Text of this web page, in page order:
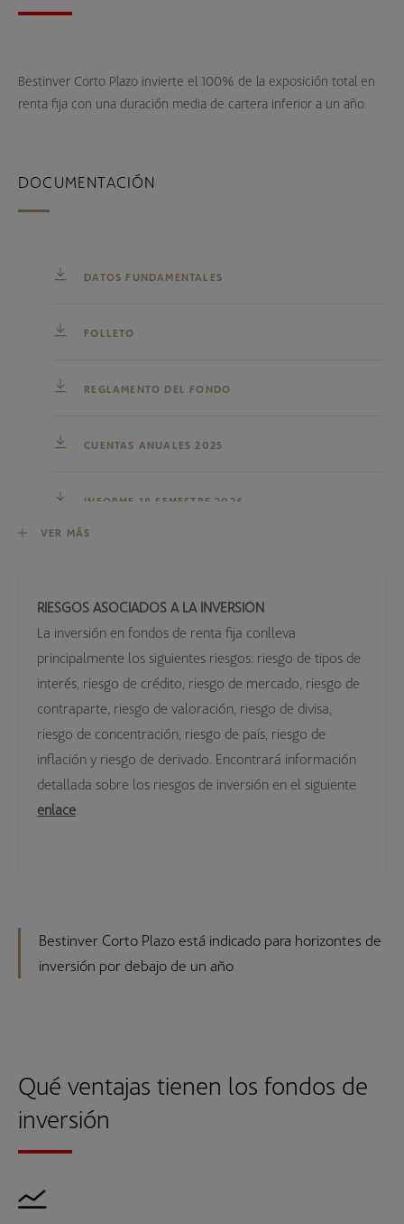
Bestinver Corto Plazo invierte el 100% de la exposición total en
renta fija con una duración media de cartera inferior a un año.
DOCUMENTACIÓN
DATOS FUNDAMENTALES
FOLLETO
REGLAMENTO DEL FONDO
CUENTAS ANUALES 2025
INFORME 1º SEMESTRE 2026
INFORME 1º SEMESTRE 2025
VALORES LIQUIDATIVOS
VER MÁS
RIESGOS ASOCIADOS A LA INVERSIÓN
La inversión en fondos de renta fija conlleva
principalmente los siguientes riesgos: riesgo de tipos de
interés, riesgo de crédito, riesgo de mercado, riesgo de
contraparte, riesgo de valoración, riesgo de divisa,
riesgo de concentración, riesgo de país, riesgo de
inflación y riesgo de derivado. Encontrará información
detallada sobre los riesgos de inversión en el siguiente
enlace
Bestinver Corto Plazo está indicado para horizontes de
inversión por debajo de un año
Qué ventajas tienen los fondos de
inversión